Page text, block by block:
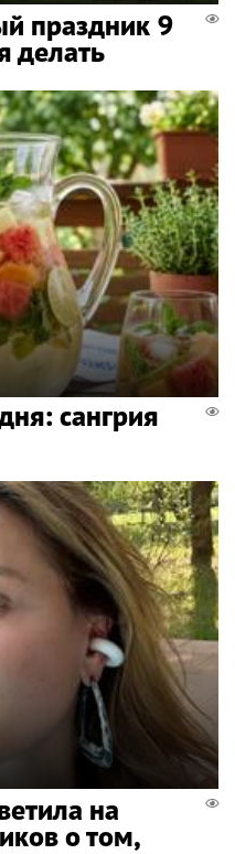
праздник 9
делать
сангрия
на
о том,